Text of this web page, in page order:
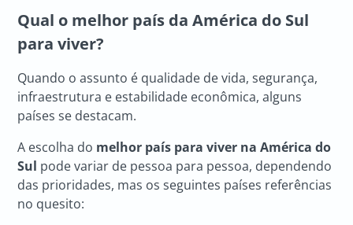
Qual o melhor país da América do Sul
para viver?
Quando o assunto é qualidade de vida, segurança,
infraestrutura e estabilidade econômica, alguns
países se destacam.
A escolha do melhor país para viver na América do
Sul pode variar de pessoa para pessoa, dependendo
das prioridades, mas os seguintes países referências
no quesito: